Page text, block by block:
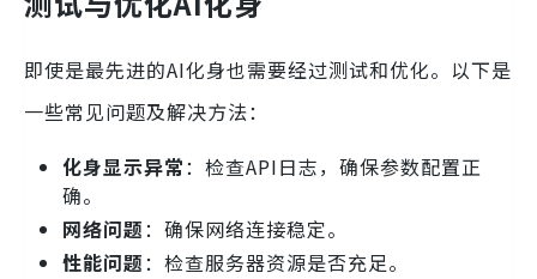
即使是最先进的AI化身也需要经过测试和优化。以下是
一些常见问题及解决方法：
化身显示异常：检查API日志，确保参数配置正
确。
网络问题：确保网络连接稳定。
性能问题：检查服务器资源是否充足。